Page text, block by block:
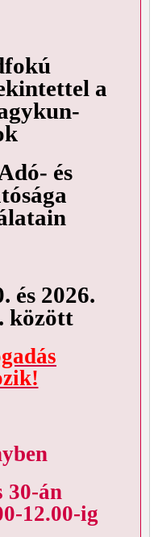
a
és
és 2026.
között
30-án
12.00-ig